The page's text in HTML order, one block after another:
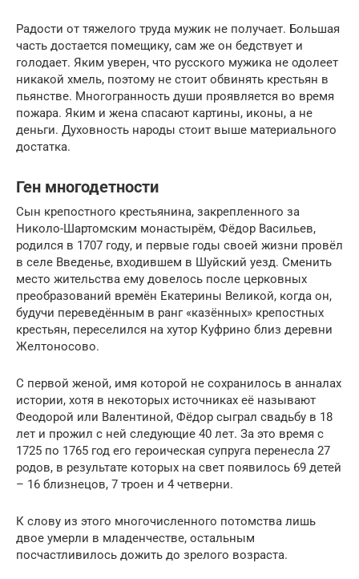
Радости от тяжелого труда мужик не получает. Большая
часть достается помещику, сам же он бедствует и
голодает. Яким уверен, что русского мужика не одолеет
никакой хмель, поэтому не стоит обвинять крестьян в
пьянстве. Многогранность души проявляется во время
пожара. Яким и жена спасают картины, иконы, а не
деньги. Духовность народы стоит выше материального
достатка.
Ген многодетности
Сын крепостного крестьянина, закрепленного за
Николо-Шартомским монастырём, Фёдор Васильев,
родился в 1707 году, и первые годы своей жизни провёл
в селе Введенье, входившем в Шуйский уезд. Сменить
место жительства ему довелось после церковных
преобразований времён Екатерины Великой, когда он,
будучи переведённым в ранг «казённых» крепостных
крестьян, переселился на хутор Куфрино близ деревни
Желтоносово.
С первой женой, имя которой не сохранилось в анналах
истории, хотя в некоторых источниках её называют
Феодорой или Валентиной, Фёдор сыграл свадьбу в 18
лет и прожил с ней следующие 40 лет. За это время с
1725 по 1765 год его героическая супруга перенесла 27
родов, в результате которых на свет появилось 69 детей
– 16 близнецов, 7 троен и 4 четверни.
К слову из этого многочисленного потомства лишь
двое умерли в младенчестве, остальным
посчастливилось дожить до зрелого возраста.